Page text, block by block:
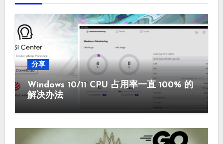
分享
Windows 10/11 CPU 占用率一直 100% 的
解决办法